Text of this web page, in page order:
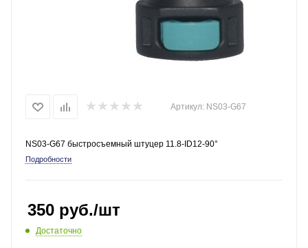
Артикул: NS03-G67
NS03-G67 быстросъемный штуцер 11.8-ID12-90°
Подробности
350 руб./шт
Достаточно